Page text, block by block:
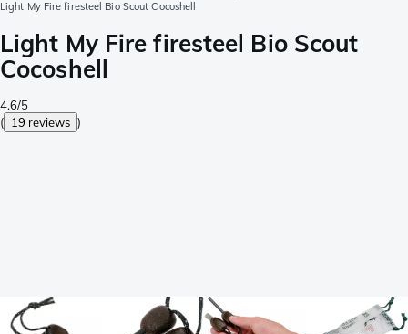
Light My Fire firesteel Bio Scout Cocoshell
Light My Fire firesteel Bio Scout
Cocoshell
4.6/5
( 19 reviews )